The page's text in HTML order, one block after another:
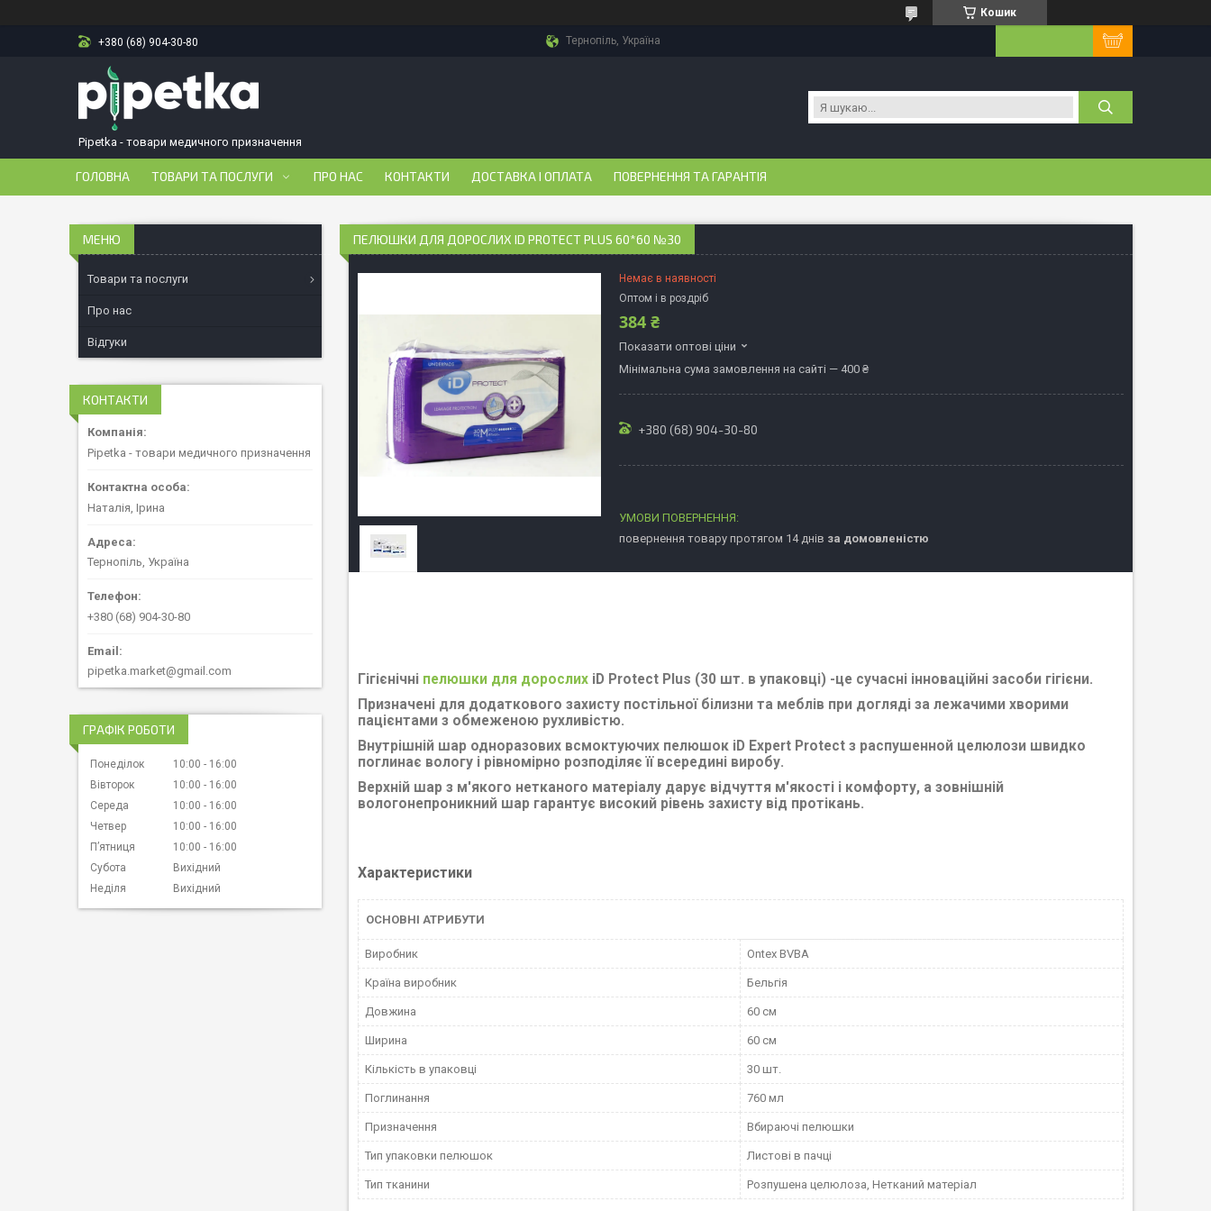
Кошик
+380 (68) 904-30-80 Тернопіль, Україна
Pipetka - товари медичного призначення
ГОЛОВНА ТОВАРИ ТА ПОСЛУГИ ПРО НАС КОНТАКТИ ДОСТАВКА І ОПЛАТА ПОВЕРНЕННЯ ТА ГАРАНТІЯ
ПЕЛЮШКИ ДЛЯ ДОРОСЛИХ ID PROTECT PLUS 60*60 №30
Немає в наявності
Оптом і в роздріб
384 ₴
Показати оптові ціни
Мінімальна сума замовлення на сайті — 400 ₴
+380 (68) 904-30-80
повернення товару протягом 14 днів за домовленістю
Гігієнічні пелюшки для дорослих iD Protect Plus (30 шт. в упаковці) -це сучасні інноваційні засоби гігієни.
Призначені для додаткового захисту постільної білизни та меблів при догляді за лежачими хворими
пацієнтами з обмеженою рухливістю.
Внутрішній шар одноразових всмоктуючих пелюшок iD Expert Protect з распушенной целюлози швидко
поглинає вологу і рівномірно розподіляє її всередині виробу.
Верхній шар з м'якого нетканого матеріалу дарує відчуття м'якості і комфорту, а зовнішній
вологонепроникний шар гарантує високий рівень захисту від протікань.
Характеристики
ОСНОВНІ АТРИБУТИ
Виробник Ontex BVBA
Країна виробник Бельгія
Довжина 60 см
Ширина 60 см
Кількість в упаковці 30 шт.
Поглинання 760 мл
Призначення Вбираючі пелюшки
Тип упаковки пелюшок Листові в пачці
Тип тканини Розпушена целюлоза, Нетканий матеріал
Товари та послуги
Про нас
Відгуки
КОНТАКТИ
Pipetka - товари медичного призначення
Наталія, Ірина
Тернопіль, Україна
+380 (68) 904-30-80
pipetka.market@gmail.com
ГРАФІК РОБОТИ
Понеділок 10:00
16:00
Вівторок
10:00
16:00
Середа
10:00
16:00
Четвер
10:00
16:00
Пʼятниця
10:00
16:00
Субота
Вихідний
Неділя
Вихідний